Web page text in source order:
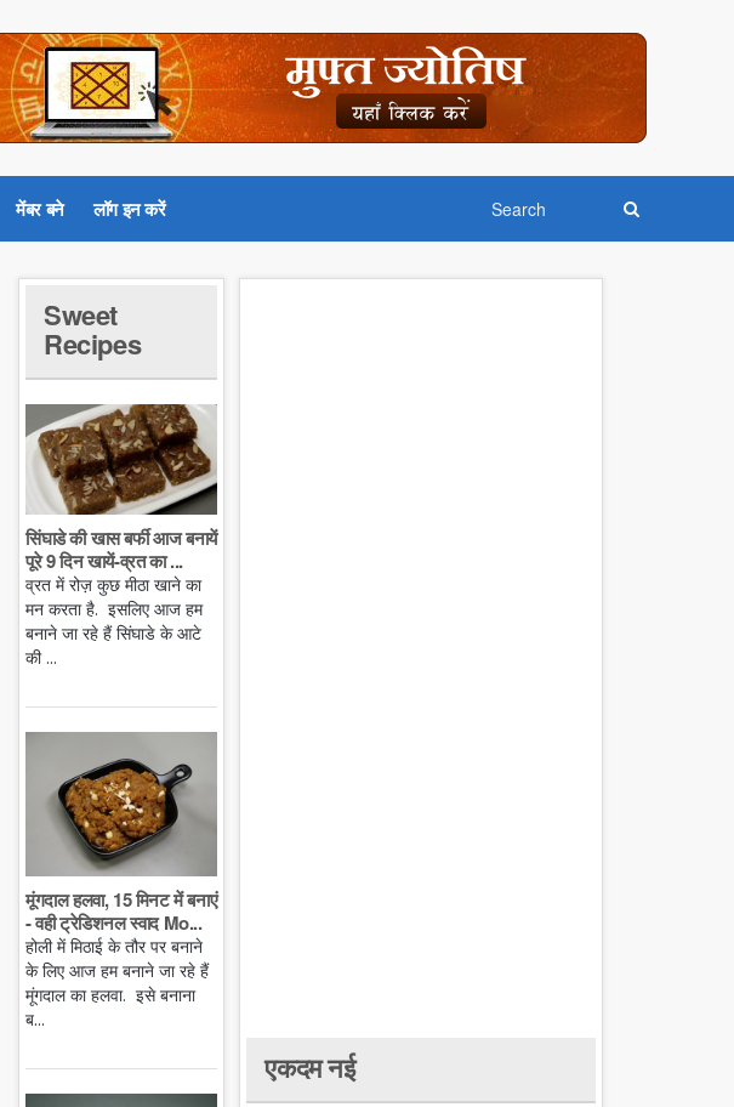
मेंबर बने लॉग इन करें
Sweet
Recipes
सिंघाडे की खास बर्फी आज बनायें
पूरे 9 दिन खायें-व्रत का ...
व्रत में रोज़ कुछ मीठा खाने का
मन करता है. इसलिए आज हम
बनाने जा रहे हैं सिंघाडे के आटे
की ...
मूंगदाल हलवा, 15 मिनट में बनाएं
- वही ट्रेडिशनल स्वाद Mo...
होली में मिठाई के तौर पर बनाने
के लिए आज हम बनाने जा रहे हैं
मूंगदाल का हलवा. इसे बनाना
ब...
एकदम नई